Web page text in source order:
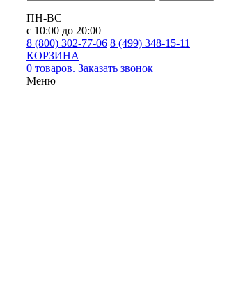
ПН-ВС
с 10:00 до 20:00
8 (800) 302-77-06 8 (499) 348-15-11
КОРЗИНА
0 товаров. Заказать звонок
Меню